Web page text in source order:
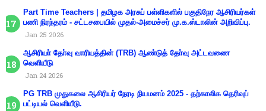
Part Time Teachers | தமிழக அரசுப் பள்ளிகளில் பகுதிநேர ஆசிரியர்கள்
பணி நிரந்தரம் - சட்டசபையில் முதல்-அமைச்சர் மு.க.ஸ்டாலின் அறிவிப்பு.
Jan 25 2026
ஆசிரியா் தோ்வு வாரியத்தின் (TRB) ஆண்டுத் தோ்வு அட்டவணை
வெளியீடு
Jan 24 2026
PG TRB முதுகலை ஆசிரியர் நேரடி நியமனம் 2025 - தற்காலிக தெரிவுப்
பட்டியல் வெளியீடு.